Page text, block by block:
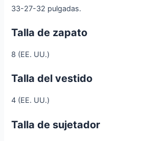
33-27-32 pulgadas.
Talla de zapato
8 (EE. UU.)
Talla del vestido
4 (EE. UU.)
Talla de sujetador